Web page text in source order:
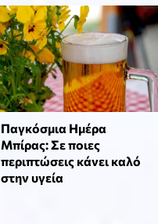
Παγκόσμια Ημέρα
Μπίρας: Σε ποιες
περιπτώσεις κάνει καλό
στην υγεία